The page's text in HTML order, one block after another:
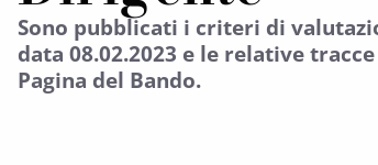
Sono pubblicati i criteri di
data 08.02.2023 e le relative
Pagina del Bando.